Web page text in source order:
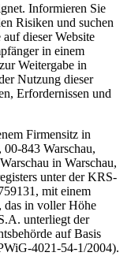
Informieren Sie
Risiken und suchen
dieser Website
in einem
Weitergabe in
Nutzung dieser
Erfordernissen und
Firmensitz in
843 Warschau,
in Warschau,
unter der KRS-
mit einem
das in voller Höhe
unterliegt der
auf Basis
4021-54-1/2004).